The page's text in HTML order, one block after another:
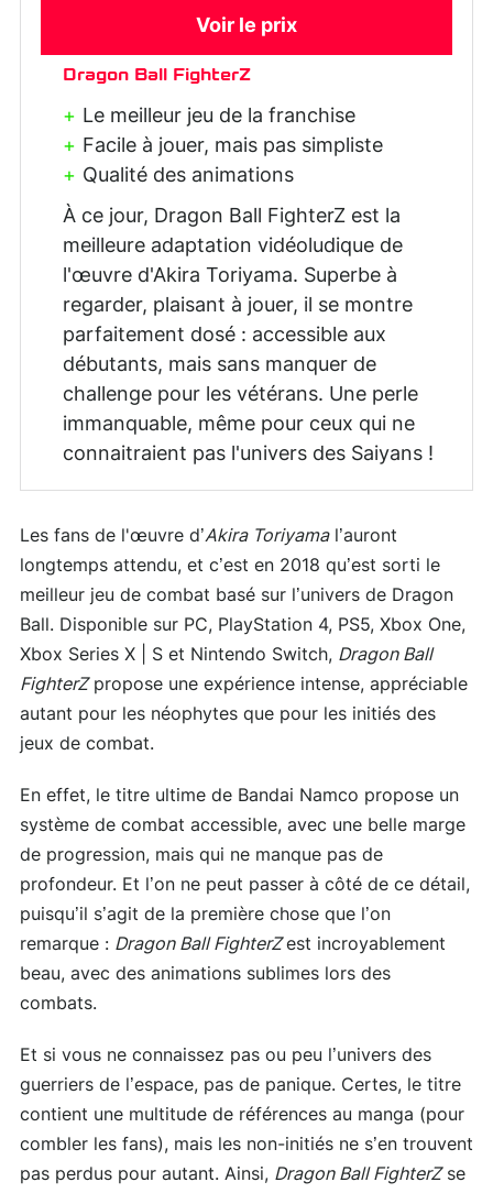
Voir le prix
Dragon Ball FighterZ
Le meilleur jeu de la franchise
Facile à jouer, mais pas simpliste
Qualité des animations
À ce jour, Dragon Ball FighterZ est la
meilleure adaptation vidéoludique de
l'œuvre d'Akira Toriyama. Superbe à
regarder, plaisant à jouer, il se montre
parfaitement dosé : accessible aux
débutants, mais sans manquer de
challenge pour les vétérans. Une perle
immanquable, même pour ceux qui ne
connaitraient pas l'univers des Saiyans !
Les fans de l'œuvre d’Akira Toriyamal’auront
longtemps attendu, et c’est en 2018 qu’est sorti le
meilleur jeu de combat basé sur l’univers de Dragon
Ball. Disponible sur PC, PlayStation 4, PS5, Xbox One,
Xbox Series X | S et Nintendo Switch, Dragon Ball
FighterZpropose une expérience intense, appréciable
autant pour les néophytes que pour les initiés des
jeux de combat.
En effet, le titre ultime de Bandai Namco propose un
système de combat accessible, avec une belle marge
de progression, mais qui ne manque pas de
profondeur. Et l’on ne peut passer à côté de ce détail,
puisqu’il s’agit de la première chose que l’on
remarque : Dragon Ball FighterZest incroyablement
beau, avec des animations sublimes lors des
combats.
Et si vous ne connaissez pas ou peu l’univers des
guerriers de l’espace, pas de panique. Certes, le titre
contient une multitude de références au manga (pour
combler les fans), mais les non-initiés ne s’en trouvent
pas perdus pour autant. Ainsi, Dragon Ball FighterZse